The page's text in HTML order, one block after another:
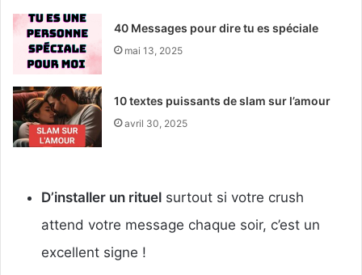
40 Messages pour dire tu es spéciale
mai 13, 2025
10 textes puissants de slam sur l’amour
avril 30, 2025
D’installer un rituel surtout si votre crush
attend votre message chaque soir, c’est un
excellent signe !